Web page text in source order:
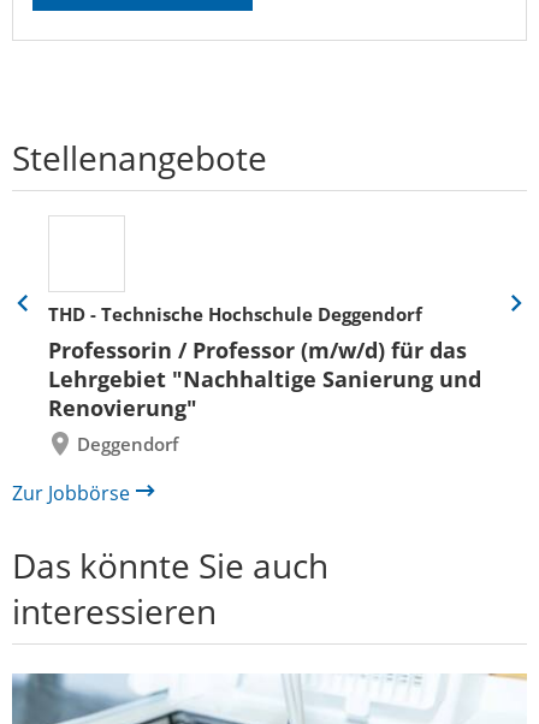
Stellenangebote
THD - Technische Hochschule Deggendorf
Professorin / Professor (m/w/d) für das
Lehrgebiet "Nachhaltige Sanierung und
Renovierung"
Deggendorf
Eine
zurück
Eine
Zur Jobbörse
Das könnte Sie auch
interessieren